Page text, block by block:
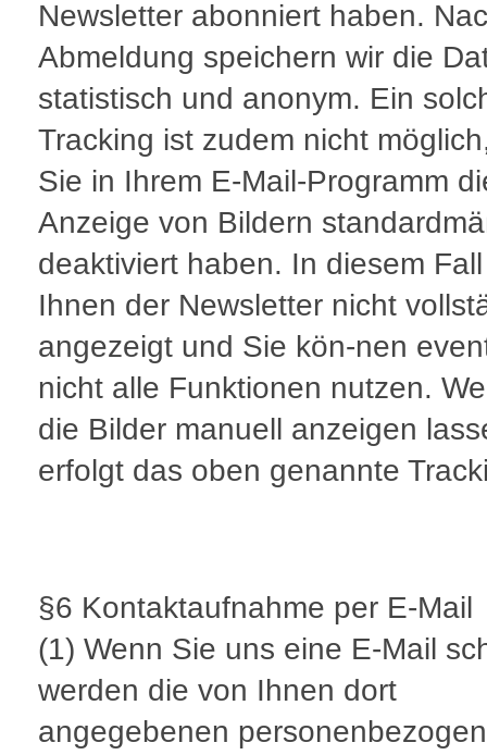
Newsletter abonniert haben.
Abmeldung speichern wir die
statistisch und anonym. Ein
Tracking ist zudem nicht
Sie in Ihrem E-Mail-Programm
Anzeige von Bildern
deaktiviert haben. In diesem
Ihnen der Newsletter nicht
angezeigt und Sie kön-nen
nicht alle Funktionen nutzen.
die Bilder manuell anzeigen
erfolgt das oben genannte
§6 Kontaktaufnahme per E-Mail
(1) Wenn Sie uns eine E-Mail
werden die von Ihnen dort
angegebenen